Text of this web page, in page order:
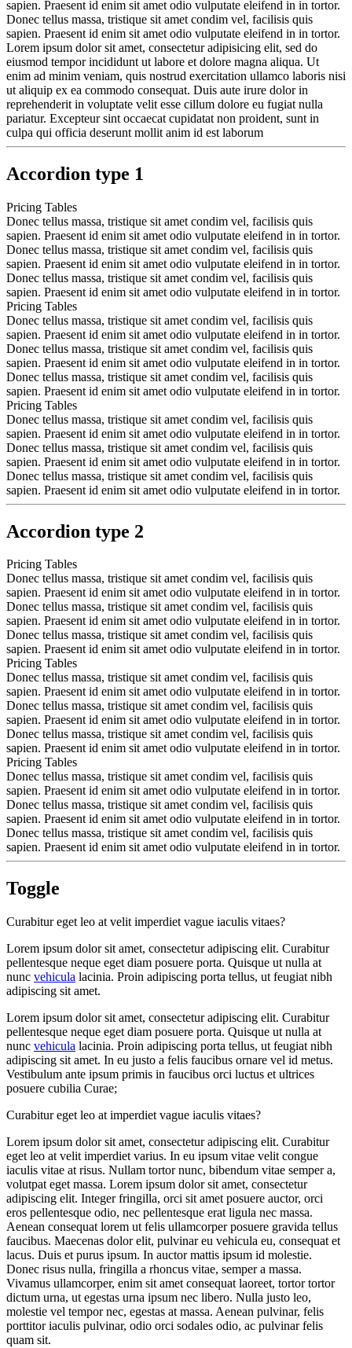
sapien. Praesent id enim sit amet odio vulputate eleifend in in tortor.
Donec tellus massa, tristique sit amet condim vel, facilisis quis
sapien. Praesent id enim sit amet odio vulputate eleifend in in tortor.
Lorem ipsum dolor sit amet, consectetur adipisicing elit, sed do
eiusmod tempor incididunt ut labore et dolore magna aliqua. Ut
enim ad minim veniam, quis nostrud exercitation ullamco laboris nisi
ut aliquip ex ea commodo consequat. Duis aute irure dolor in
reprehenderit in voluptate velit esse cillum dolore eu fugiat nulla
pariatur. Excepteur sint occaecat cupidatat non proident, sunt in
culpa qui officia deserunt mollit anim id est laborum
Accordion type 1
Pricing Tables
Donec tellus massa, tristique sit amet condim vel, facilisis quis
sapien. Praesent id enim sit amet odio vulputate eleifend in in tortor.
Donec tellus massa, tristique sit amet condim vel, facilisis quis
sapien. Praesent id enim sit amet odio vulputate eleifend in in tortor.
Donec tellus massa, tristique sit amet condim vel, facilisis quis
sapien. Praesent id enim sit amet odio vulputate eleifend in in tortor.
Pricing Tables
Donec tellus massa, tristique sit amet condim vel, facilisis quis
sapien. Praesent id enim sit amet odio vulputate eleifend in in tortor.
Donec tellus massa, tristique sit amet condim vel, facilisis quis
sapien. Praesent id enim sit amet odio vulputate eleifend in in tortor.
Donec tellus massa, tristique sit amet condim vel, facilisis quis
sapien. Praesent id enim sit amet odio vulputate eleifend in in tortor.
Pricing Tables
Donec tellus massa, tristique sit amet condim vel, facilisis quis
sapien. Praesent id enim sit amet odio vulputate eleifend in in tortor.
Donec tellus massa, tristique sit amet condim vel, facilisis quis
sapien. Praesent id enim sit amet odio vulputate eleifend in in tortor.
Donec tellus massa, tristique sit amet condim vel, facilisis quis
sapien. Praesent id enim sit amet odio vulputate eleifend in in tortor.
Accordion type 2
Pricing Tables
Donec tellus massa, tristique sit amet condim vel, facilisis quis
sapien. Praesent id enim sit amet odio vulputate eleifend in in tortor.
Donec tellus massa, tristique sit amet condim vel, facilisis quis
sapien. Praesent id enim sit amet odio vulputate eleifend in in tortor.
Donec tellus massa, tristique sit amet condim vel, facilisis quis
sapien. Praesent id enim sit amet odio vulputate eleifend in in tortor.
Pricing Tables
Donec tellus massa, tristique sit amet condim vel, facilisis quis
sapien. Praesent id enim sit amet odio vulputate eleifend in in tortor.
Donec tellus massa, tristique sit amet condim vel, facilisis quis
sapien. Praesent id enim sit amet odio vulputate eleifend in in tortor.
Donec tellus massa, tristique sit amet condim vel, facilisis quis
sapien. Praesent id enim sit amet odio vulputate eleifend in in tortor.
Pricing Tables
Donec tellus massa, tristique sit amet condim vel, facilisis quis
sapien. Praesent id enim sit amet odio vulputate eleifend in in tortor.
Donec tellus massa, tristique sit amet condim vel, facilisis quis
sapien. Praesent id enim sit amet odio vulputate eleifend in in tortor.
Donec tellus massa, tristique sit amet condim vel, facilisis quis
sapien. Praesent id enim sit amet odio vulputate eleifend in in tortor.
Toggle
Curabitur eget leo at velit imperdiet vague iaculis vitaes?
Lorem ipsum dolor sit amet, consectetur adipiscing elit. Curabitur
pellentesque neque eget diam posuere porta. Quisque ut nulla at
nunc vehicula lacinia. Proin adipiscing porta tellus, ut feugiat nibh
adipiscing sit amet.
Lorem ipsum dolor sit amet, consectetur adipiscing elit. Curabitur
pellentesque neque eget diam posuere porta. Quisque ut nulla at
nunc vehicula lacinia. Proin adipiscing porta tellus, ut feugiat nibh
adipiscing sit amet. In eu justo a felis faucibus ornare vel id metus.
Vestibulum ante ipsum primis in faucibus orci luctus et ultrices
posuere cubilia Curae;
Curabitur eget leo at imperdiet vague iaculis vitaes?
Lorem ipsum dolor sit amet, consectetur adipiscing elit. Curabitur
eget leo at velit imperdiet varius. In eu ipsum vitae velit congue
iaculis vitae at risus. Nullam tortor nunc, bibendum vitae semper a,
volutpat eget massa. Lorem ipsum dolor sit amet, consectetur
adipiscing elit. Integer fringilla, orci sit amet posuere auctor, orci
eros pellentesque odio, nec pellentesque erat ligula nec massa.
Aenean consequat lorem ut felis ullamcorper posuere gravida tellus
faucibus. Maecenas dolor elit, pulvinar eu vehicula eu, consequat et
lacus. Duis et purus ipsum. In auctor mattis ipsum id molestie.
Donec risus nulla, fringilla a rhoncus vitae, semper a massa.
Vivamus ullamcorper, enim sit amet consequat laoreet, tortor tortor
dictum urna, ut egestas urna ipsum nec libero. Nulla justo leo,
molestie vel tempor nec, egestas at massa. Aenean pulvinar, felis
porttitor iaculis pulvinar, odio orci sodales odio, ac pulvinar felis
quam sit.